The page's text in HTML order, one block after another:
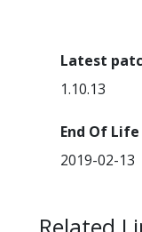
Latest
1.10.13
End Of
2019-02-13